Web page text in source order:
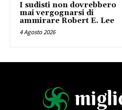
I sudisti non dovrebbero
mai vergognarsi di
ammirare Robert E. Lee
4 Agosto 2026